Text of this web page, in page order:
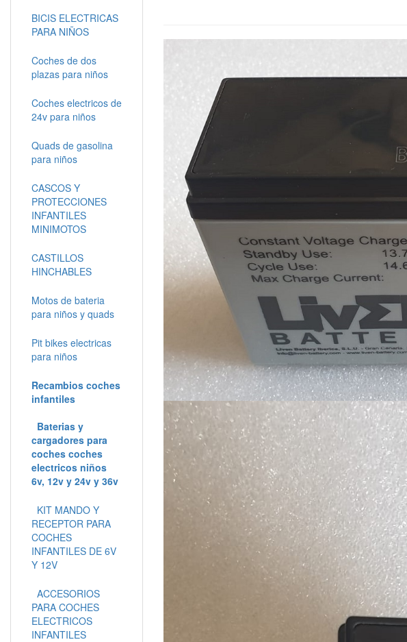
BICIS ELECTRICAS
PARA NIÑOS
Coches de dos
plazas para niños
Coches electricos de
24v para niños
Quads de gasolina
para niños
CASCOS Y
PROTECCIONES
INFANTILES
MINIMOTOS
CASTILLOS
HINCHABLES
Motos de bateria
para niños y quads
Pit bikes electricas
para niños
Recambios coches
infantiles
Baterias y
cargadores para
coches coches
electricos niños
6v, 12v y 24v y 36v
KIT MANDO Y
RECEPTOR PARA
COCHES
INFANTILES DE 6V
Y 12V
ACCESORIOS
PARA COCHES
ELECTRICOS
INFANTILES